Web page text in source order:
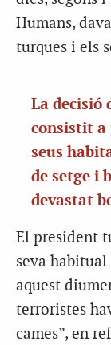
Humans,
turques i els
La decisió
consistit a
seus
de setge i
devastat
El president
seva
aquest
terroristes
cames”, en